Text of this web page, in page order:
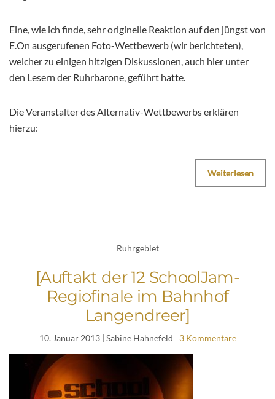
Eine, wie ich finde, sehr originelle Reaktion auf den jüngst von
E.On ausgerufenen Foto-Wettbewerb (wir berichteten),
welcher zu einigen hitzigen Diskussionen, auch hier unter
den Lesern der Ruhrbarone, geführt hatte.
Die Veranstalter des Alternativ-Wettbewerbs erklären
hierzu:
Weiterlesen
Ruhrgebiet
[Auftakt der 12 SchoolJam-
Regiofinale im Bahnhof
Langendreer]
10. Januar 2013| Sabine Hahnefeld 3 Kommentare